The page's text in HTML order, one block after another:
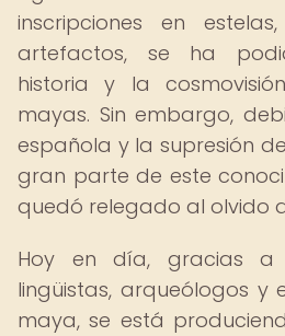
inscripciones en
artefactos, se ha
historia y la
mayas. Sin embargo,
española y la supresión
gran parte de este
quedó relegado al olvido
Hoy en día, gracias a
lingüistas, arqueólogos y
maya, se está